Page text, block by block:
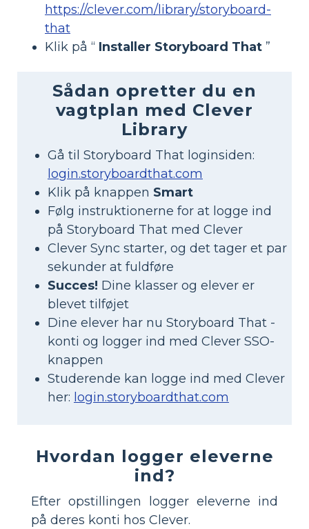
https://clever.com/library/storyboard-
that
Klik på “ Installer Storyboard That ”
Sådan opretter du en
vagtplan med Clever
Library
Gå til Storyboard That loginsiden:
login.storyboardthat.com
Klik på knappen Smart
Følg instruktionerne for at logge ind
på Storyboard That med Clever
Clever Sync starter, og det tager et par
sekunder at fuldføre
Succes! Dine klasser og elever er
blevet tilføjet
Dine elever har nu Storyboard That -
konti og logger ind med Clever SSO-
knappen
Studerende kan logge ind med Clever
her: login.storyboardthat.com
Hvordan logger eleverne
ind?
Efter opstillingen logger eleverne ind
på deres konti hos Clever.